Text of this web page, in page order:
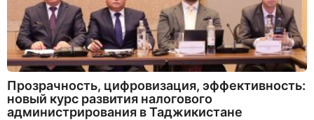
Прозрачность, цифровизация, эффективность:
новый курс развития налогового
администрирования в Таджикистане